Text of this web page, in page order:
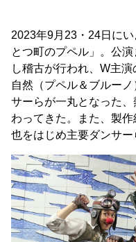
2023年9月23・24日に
とつ町のプペル」。公
し稽古が行われ、W主
自然（プペル＆ブルー
サーらが一丸となった
わってきた。また、製
也をはじめ主要ダンサー